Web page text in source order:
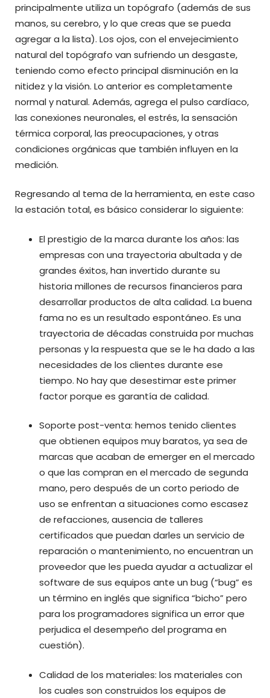
principalmente utiliza un topógrafo (además de sus
manos, su cerebro, y lo que creas que se pueda
agregar a la lista). Los ojos, con el envejecimiento
natural del topógrafo van sufriendo un desgaste,
teniendo como efecto principal disminución en la
nitidez y la visión. Lo anterior es completamente
normal y natural. Además, agrega el pulso cardíaco,
las conexiones neuronales, el estrés, la sensación
térmica corporal, las preocupaciones, y otras
condiciones orgánicas que también influyen en la
medición.
Regresando al tema de la herramienta, en este caso
la estación total, es básico considerar lo siguiente:
El prestigio de la marca durante los años: las
empresas con una trayectoria abultada y de
grandes éxitos, han invertido durante su
historia millones de recursos financieros para
desarrollar productos de alta calidad. La buena
fama no es un resultado espontáneo. Es una
trayectoria de décadas construida por muchas
personas y la respuesta que se le ha dado a las
necesidades de los clientes durante ese
tiempo. No hay que desestimar este primer
factor porque es garantía de calidad.
Soporte post-venta: hemos tenido clientes
que obtienen equipos muy baratos, ya sea de
marcas que acaban de emerger en el mercado
o que las compran en el mercado de segunda
mano, pero después de un corto periodo de
uso se enfrentan a situaciones como escasez
de refacciones, ausencia de talleres
certificados que puedan darles un servicio de
reparación o mantenimiento, no encuentran un
proveedor que les pueda ayudar a actualizar el
software de sus equipos ante un bug (“bug” es
un término en inglés que significa “bicho” pero
para los programadores significa un error que
perjudica el desempeño del programa en
cuestión).
Calidad de los materiales: los materiales con
los cuales son construidos los equipos de